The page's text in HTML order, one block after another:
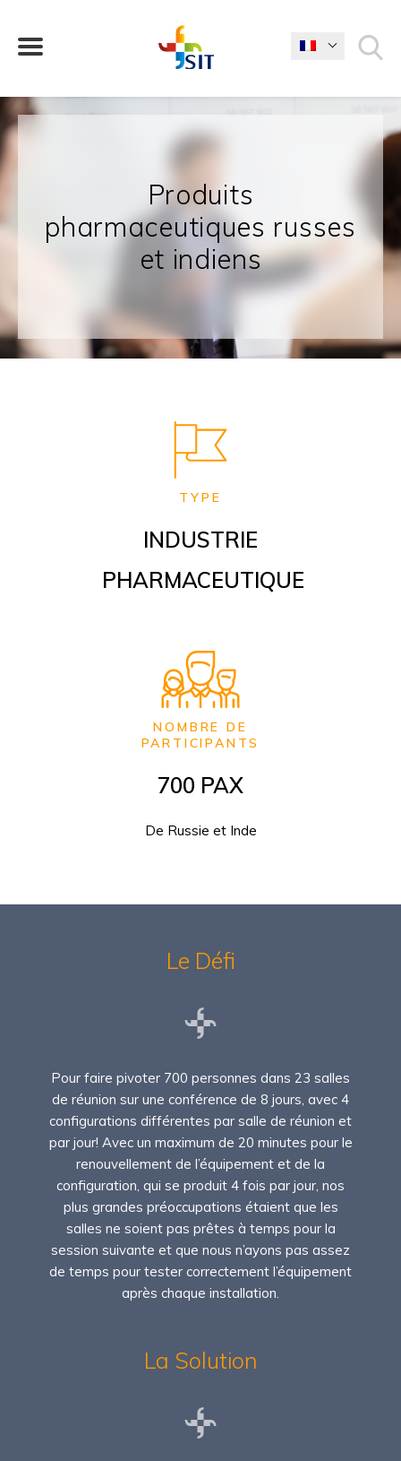
QUE CHERCHEZ-VOUS?
Produits
pharmaceutiques russes
et indiens
TYPE
INDUSTRIE
PHARMACEUTIQUE
NOMBRE DE
PARTICIPANTS
700 PAX
De Russie et Inde
Le Défi
Pour faire pivoter 700 personnes dans 23 salles
de réunion sur une conférence de 8 jours, avec 4
configurations différentes par salle de réunion et
par jour! Avec un maximum de 20 minutes pour le
renouvellement de l’équipement et de la
configuration, qui se produit 4 fois par jour, nos
plus grandes préoccupations étaient que les
salles ne soient pas prêtes à temps pour la
session suivante et que nous n’ayons pas assez
de temps pour tester correctement l’équipement
après chaque installation.
La Solution